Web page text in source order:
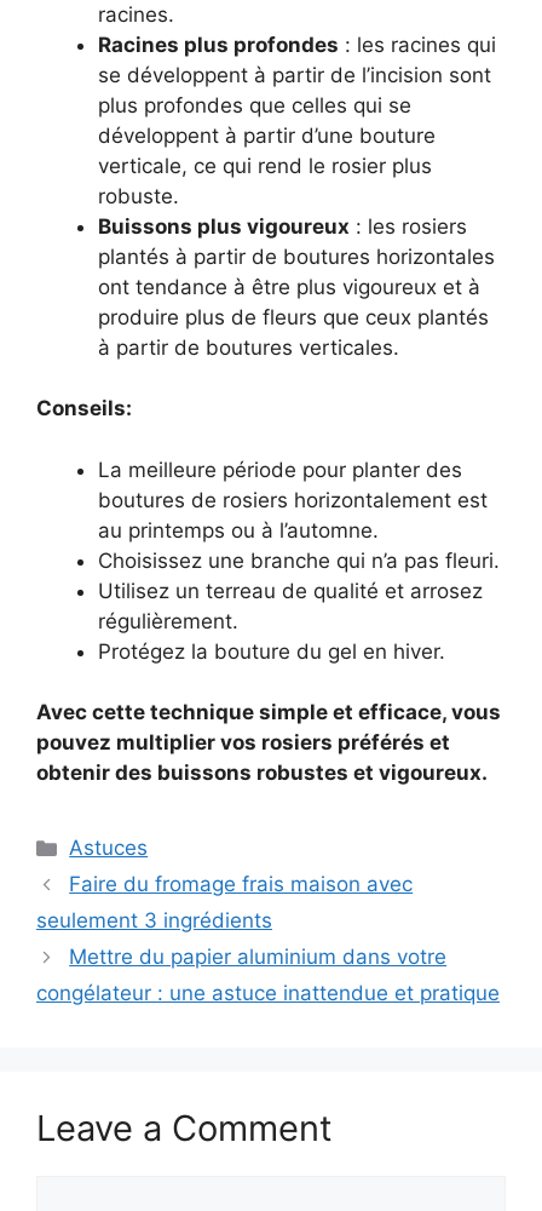
racines.
Racines plus profondes : les racines qui
se développent à partir de l’incision sont
plus profondes que celles qui se
développent à partir d’une bouture
verticale, ce qui rend le rosier plus
robuste.
Buissons plus vigoureux : les rosiers
plantés à partir de boutures horizontales
ont tendance à être plus vigoureux et à
produire plus de fleurs que ceux plantés
à partir de boutures verticales.
Conseils:
La meilleure période pour planter des
boutures de rosiers horizontalement est
au printemps ou à l’automne.
Choisissez une branche qui n’a pas fleuri.
Utilisez un terreau de qualité et arrosez
régulièrement.
Protégez la bouture du gel en hiver.
Avec cette technique simple et efficace, vous
pouvez multiplier vos rosiers préférés et
obtenir des buissons robustes et vigoureux.
Categories
Astuces
Faire du fromage frais maison avec
seulement 3 ingrédients
Mettre du papier aluminium dans votre
congélateur : une astuce inattendue et pratique
Leave a Comment